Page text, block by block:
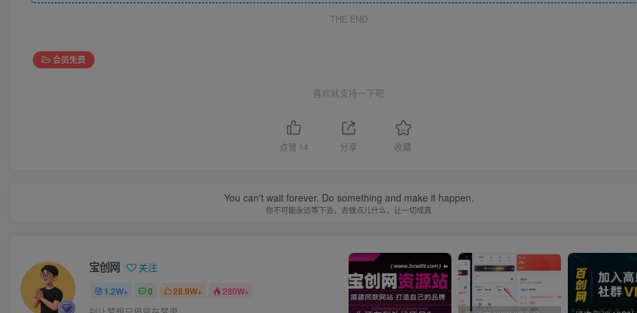
THE END
会员免费
喜欢就支持一下吧
点赞 14 分享 收藏
You can't wait forever. Do something and make it happen.
你不可能永远等下去，去做点儿什么，让一切成真
宝创网 关注
1.2W+ 0 28.9W+ 280W+